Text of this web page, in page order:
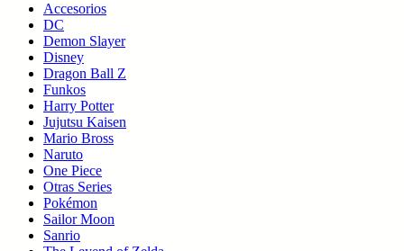
Accesorios
DC
Demon Slayer
Disney
Dragon Ball Z
Funkos
Harry Potter
Jujutsu Kaisen
Mario Bross
Naruto
One Piece
Otras Series
Pokémon
Sailor Moon
Sanrio